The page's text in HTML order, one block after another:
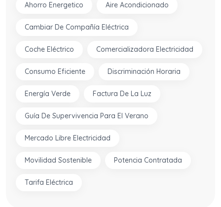
Ahorro Energetico Aire Acondicionado
Cambiar De Compañía Eléctrica
Coche Eléctrico Comercializadora Electricidad
Consumo Eficiente Discriminación Horaria
Energía Verde Factura De La Luz
Guía De Supervivencia Para El Verano
Mercado Libre Electricidad
Movilidad Sostenible Potencia Contratada
Tarifa Eléctrica